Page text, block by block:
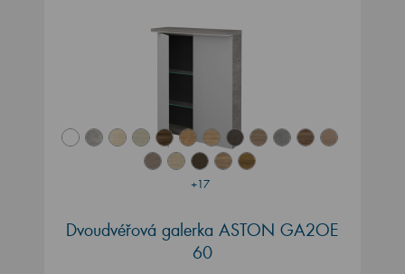
+17
Dvoudvéřová galerka ASTON GA2OE
60